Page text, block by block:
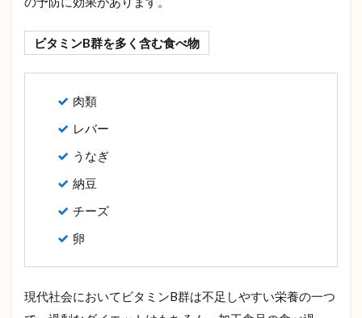
ビタミンB群を多く含む食べ物
肉類
レバー
うなぎ
納豆
チーズ
卵
現代社会においてビタミンB群は不足しやすい栄養の一つ